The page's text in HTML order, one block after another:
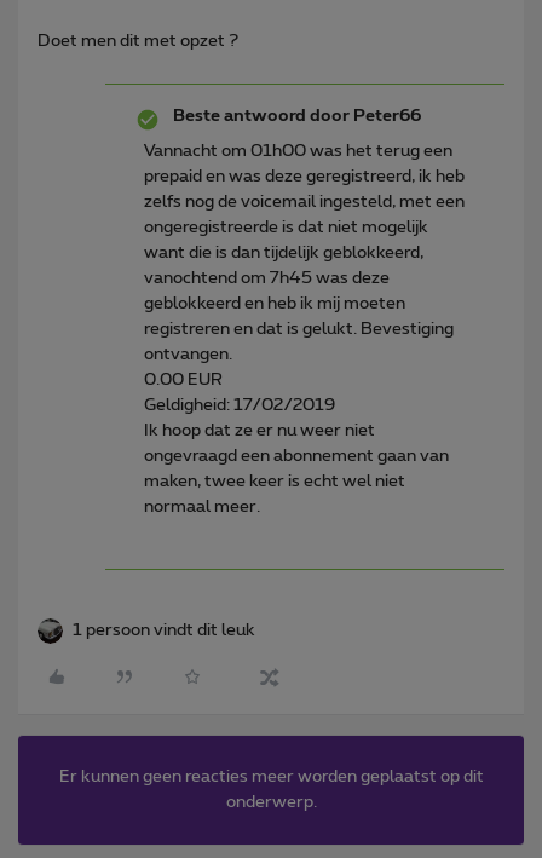
Doet men dit met opzet ?
Beste antwoord door Peter66
Vannacht om 01h00 was het terug een
prepaid en was deze geregistreerd, ik heb
zelfs nog de voicemail ingesteld, met een
ongeregistreerde is dat niet mogelijk
want die is dan tijdelijk geblokkeerd,
vanochtend om 7h45 was deze
geblokkeerd en heb ik mij moeten
registreren en dat is gelukt. Bevestiging
ontvangen.
0.00 EUR
Geldigheid: 17/02/2019
Ik hoop dat ze er nu weer niet
ongevraagd een abonnement gaan van
maken, twee keer is echt wel niet
normaal meer.
1 persoon vindt dit leuk
Er kunnen geen reacties meer worden geplaatst op dit
onderwerp.